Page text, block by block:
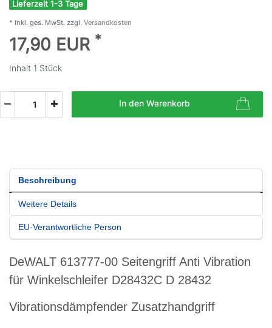
Lieferzeit 1-3 Tage
* inkl. ges. MwSt. zzgl. Versandkosten
17,90 EUR *
Inhalt 1 Stück
In den Warenkorb
Beschreibung
Weitere Details
EU-Verantwortliche Person
DeWALT 613777-00 Seitengriff Anti Vibration
für Winkelschleifer D28432C D 28432
Vibrationsdämpfender Zusatzhandgriff